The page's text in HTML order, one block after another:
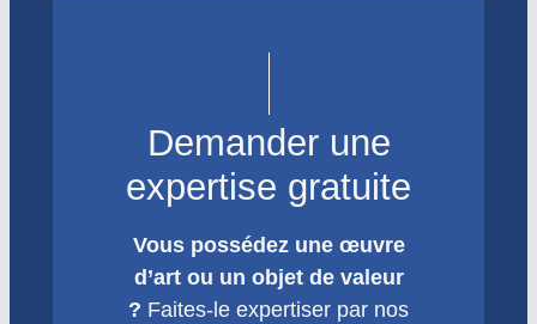
Demander une
expertise gratuite
Vous possédez une œuvre
d’art ou un objet de valeur
? Faites-le expertiser par nos